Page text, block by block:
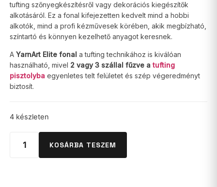
tufting szőnyegkészítésről vagy dekorációs kiegészítők
alkotásáról. Ez a fonal kifejezetten kedvelt mind a hobbi
alkotók, mind a profi kézművesek körében, akik megbízható,
színtartó és könnyen kezelhető anyagot keresnek.
A YarnArt Elite fonal a tufting technikához is kiválóan
használható, mivel 2 vagy 3 szállal fűzve a tufting
pisztolyba egyenletes telt felületet és szép végeredményt
biztosít.
4 készleten
KOSÁRBA TESZEM